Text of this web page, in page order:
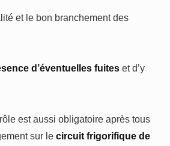
et le bon branchement des
d’éventuelles fuites et d’y
est aussi obligatoire après tous
sur le circuit frigorifique de